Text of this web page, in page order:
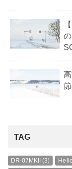
TAG
DR-07MKII(3)